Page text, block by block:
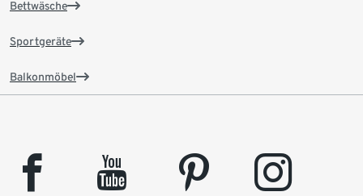
Bettwäsche
Sportgeräte
Balkonmöbel
facebook youtube pinterest instagram